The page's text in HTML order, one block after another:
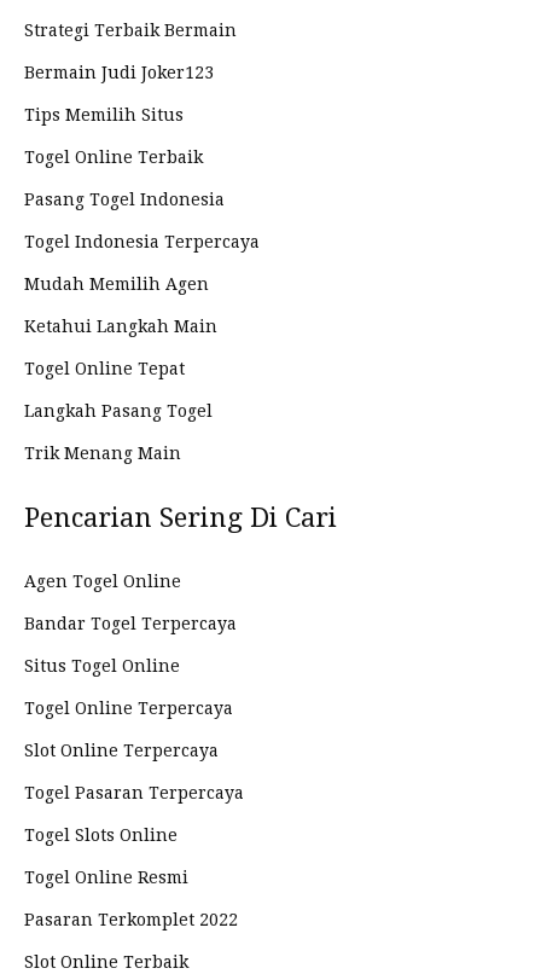
Strategi Terbaik Bermain
Bermain Judi Joker123
Tips Memilih Situs
Togel Online Terbaik
Pasang Togel Indonesia
Togel Indonesia Terpercaya
Mudah Memilih Agen
Ketahui Langkah Main
Togel Online Tepat
Langkah Pasang Togel
Trik Menang Main
Pencarian Sering Di Cari
Agen Togel Online
Bandar Togel Terpercaya
Situs Togel Online
Togel Online Terpercaya
Slot Online Terpercaya
Togel Pasaran Terpercaya
Togel Slots Online
Togel Online Resmi
Pasaran Terkomplet 2022
Slot Online Terbaik